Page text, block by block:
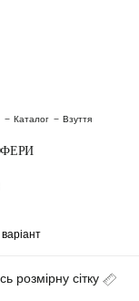
Каталог Взуття
розмірну сітку